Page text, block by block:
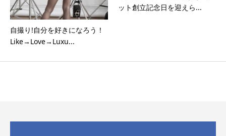
自撮り!自分を好きになろう！
Like→Love→Luxu...
ット創立記念日を迎えら...